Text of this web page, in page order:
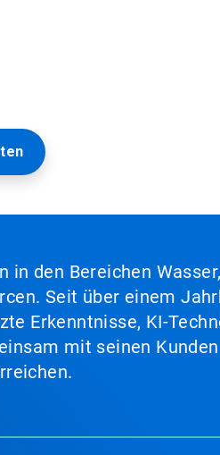
den Bereichen
Seit über einem
Erkenntnisse, KI-
mit seinen